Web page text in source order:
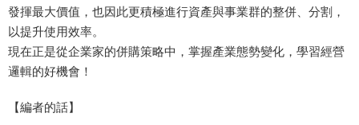
發揮最大價值，也因此更積極進行資產與事業群的整併、分割，
以提升使用效率。
現在正是從企業家的併購策略中，掌握產業態勢變化，學習經營
邏輯的好機會！
【編者的話】